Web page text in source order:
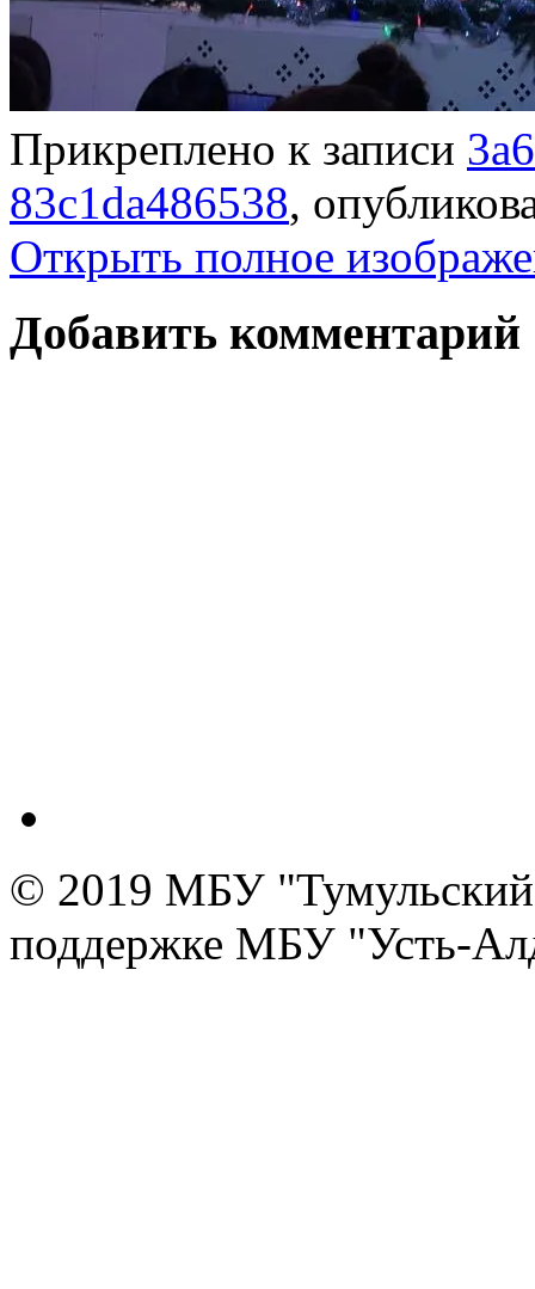
Прикреплено к записи
83c1da486538,
Открыть полное
Добавить комментарий
© 2019 МБУ "Тумульский
поддержке МБУ "Усть-